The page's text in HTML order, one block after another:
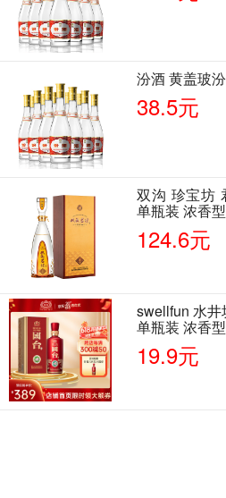
汾酒 黄盖玻
38.5元
双沟 珍宝坊
单瓶装 浓香
124.6元
swellfun 水井
单瓶装 浓香
19.9元